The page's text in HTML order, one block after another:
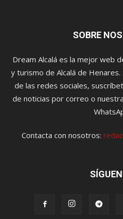
SOBRE
Dream Alcalá es la mejor web
y turismo de Alcalá de
de las redes sociales,
de noticias por correo o
Contacta con nosotros: